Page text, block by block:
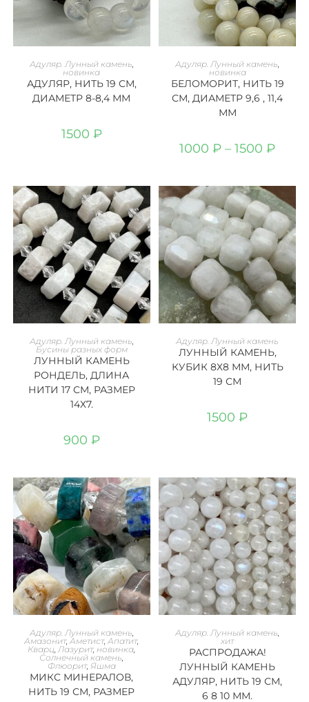
В КОРЗИНУ
Адуляр. Лунный камень,
новинка
АДУЛЯР, НИТЬ 19 СМ,
ДИАМЕТР 8-8,4 ММ
1500 ₽
ВЫБЕРИТЕ ПАРАМЕТРЫ
товар
имеет
несколько
вариаций.
Опции
можно
выбрать
товара.
Адуляр. Лунный камень,
новинка
БЕЛОМОРИТ, НИТЬ 19
СМ, ДИАМЕТР 9,6 , 11,4
ММ
1000₽ – 1500₽
1500 ₽
В КОРЗИНУ
Адуляр. Лунный камень,
Бусины разных форм
ЛУННЫЙ КАМЕНЬ
РОНДЕЛЬ, ДЛИНА
НИТИ 17 СМ, РАЗМЕР
14Х7.
900 ₽
В КОРЗИНУ
Адуляр. Лунный камень
ЛУННЫЙ КАМЕНЬ,
КУБИК 8Х8 ММ, НИТЬ
19 СМ
1500₽
В КОРЗИНУ
Адуляр. Лунный камень
Амазонит,Аметист,Апатит,
Кварц Лазурит, новинка
Солнечный камень
Флюорит, Яшма
МИКС МИНЕРАЛОВ,
НИТЬ 19 СМ, РАЗМЕР
ВЫБЕРИТЕ ПАРАМЕТРЫ
Этот
товар
имеет
несколько
вариаций.
Опции
можно
выбрать
на
Адуляр. Лунный камень
хит
РАСПРОДАЖА!
ЛУННЫЙ КАМЕНЬ
АДУЛЯР, НИТЬ 19 СМ,
6 8 10 ММ.